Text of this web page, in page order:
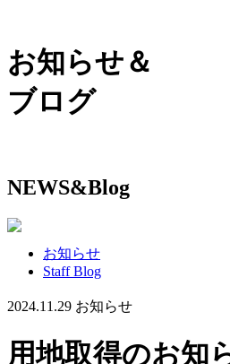
お知らせ＆
ブログ
NEWS&Blog
お知らせ
Staff Blog
2024.11.29 お知らせ
用地取得のお知